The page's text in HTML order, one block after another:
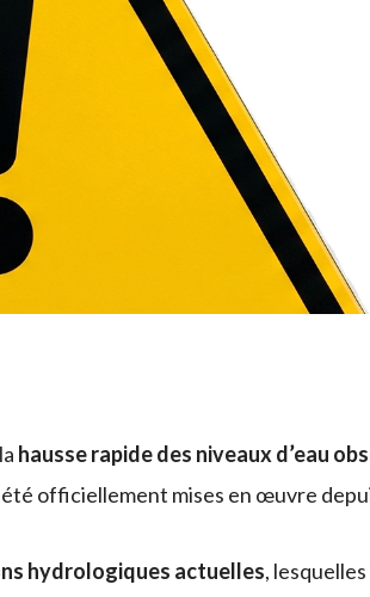
hausse rapide des niveaux d’eau
officiellement mises en œuvre
hydrologiques actuelles,